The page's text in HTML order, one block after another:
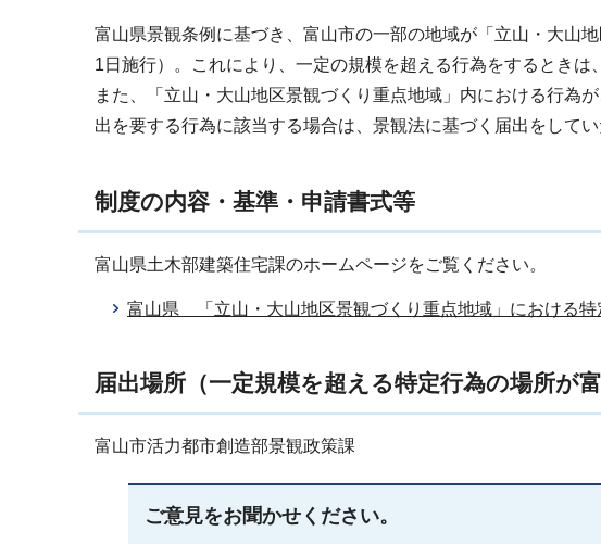
富山県景観条例に基づき、富山市の一部の地域が「立山・大山
1日施行）。これにより、一定の規模を超える行為をするときは
また、「立山・大山地区景観づくり重点地域」内における行為
出を要する行為に該当する場合は、景観法に基づく届出をして
制度の内容・基準・申請書式等
富山県土木部建築住宅課のホームページをご覧ください。
富山県 「立山・大山地区景観づくり重点地域」における特
届出場所（一定規模を超える特定行為の場所が
富山市活力都市創造部景観政策課
ご意見をお聞かせください。